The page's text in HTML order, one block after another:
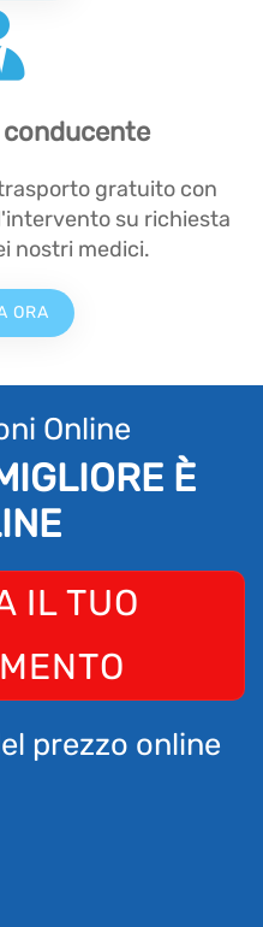
gratuito con
su richiesta
nostri medici.
ORA
Online
È
IL TUO
prezzo online